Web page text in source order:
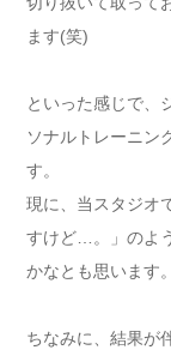
ます(笑)
といった感じで、
ソナルトレーニン
す。
現に、当スタジオ
すけど…。」のよ
かなとも思います。
ちなみに、結果が